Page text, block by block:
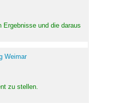
und die daraus
Weimar
zu stellen.